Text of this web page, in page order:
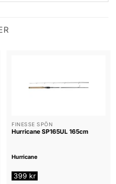
FINESSE SPÖN
Hurricane SP165UL 165cm
Hurricane
399 kr